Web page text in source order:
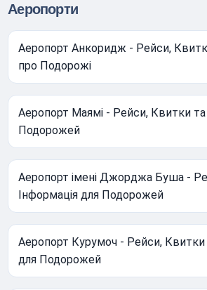
Аеропорти
Аеропорт Анкоридж - Рейси,
про Подорожі
Аеропорт Маямі - Рейси, Квитки та
Подорожей
Аеропорт імені Джорджа Буша -
Інформація для Подорожей
Аеропорт Курумоч - Рейси, Квитки
для Подорожей